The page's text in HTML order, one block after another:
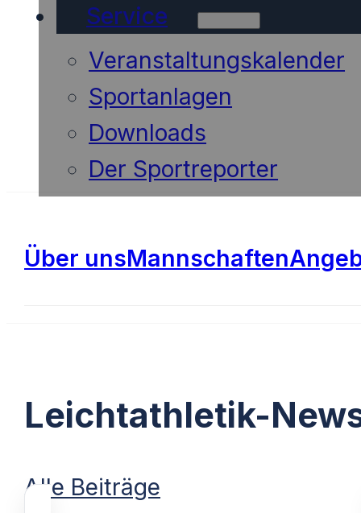
Service
Veranstaltungskalender
Sportanlagen
Downloads
Der Sportreporter
Über unsMannschaften
Leichtathletik-
Alle Beiträge